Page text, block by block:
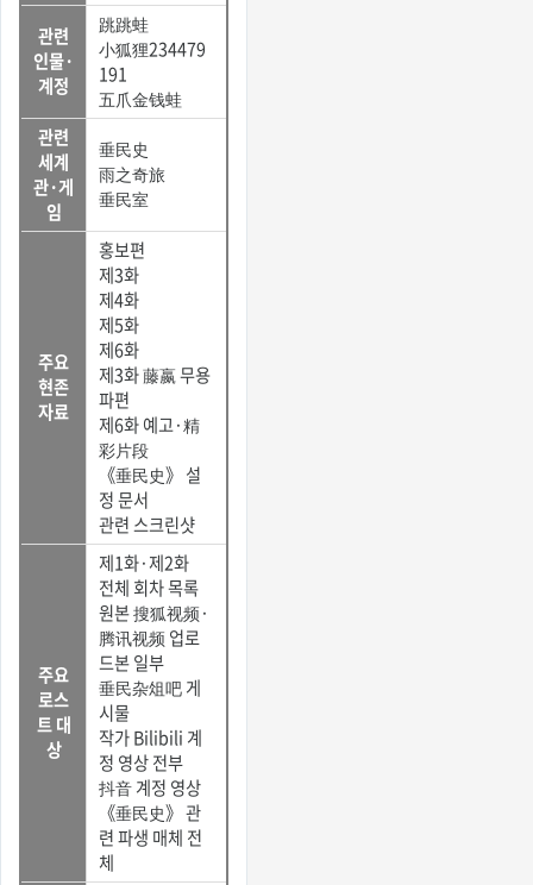
관련
인물·
계정
跳跳蛙
小狐狸234479
191
五爪金钱蛙
관련
세계
관·게
임
垂民史
雨之奇旅
垂民室
주요
현존
자료
홍보편
제3화
제4화
제5화
제6화
제3화 藤嬴 무용
파편
제6화 예고·精
彩片段
《垂民史》 설
정 문서
관련 스크린샷
주요
로스
트 대
상
제1화·제2화
전체 회차 목록
원본 搜狐视频·
腾讯视频 업로
드본 일부
垂民杂俎吧 게
시물
작가 Bilibili 계
정 영상 전부
抖音 계정 영상
《垂民史》 관
련 파생 매체 전
체